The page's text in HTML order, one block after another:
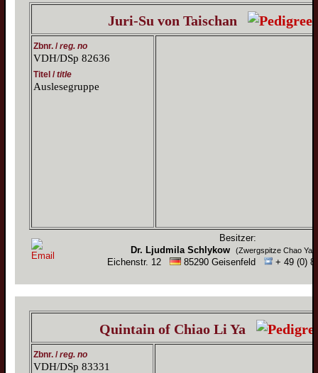
Juri-Su von Taischan
Zbnr. /reg. no
VDH/DSp 82636
Titel /title
Auslesegruppe
Besitzer:
Dr. Ljudmila Schlykow
(Zwergspitze Chao
Eichenstr. 12 85290 Geisenfeld + 49 (0)
Quintain of Chiao Li Ya
Zbnr. /reg. no
VDH/DSp 83331